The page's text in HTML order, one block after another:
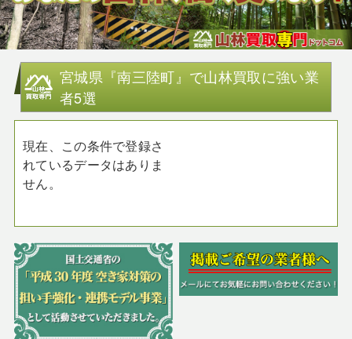
宮城県『南三陸町』で山林買取に強い業
者5選
現在、この条件で登録さ
れているデータはありま
せん。